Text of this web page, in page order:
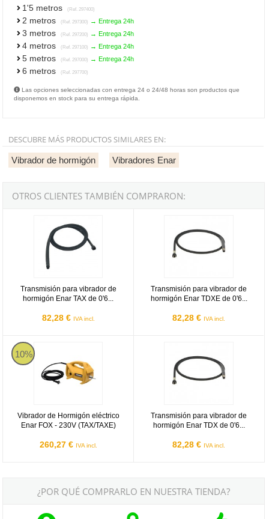
1'5 metros (Ref. 297400)
2 metros (Ref. 297300) → Entrega 24h
3 metros (Ref. 297200) → Entrega 24h
4 metros (Ref. 297100) → Entrega 24h
5 metros (Ref. 297000) → Entrega 24h
6 metros (Ref. 297700)
Las opciones seleccionadas con entrega 24 o 24/48 horas son productos que
disponemos en stock para su entrega rápida.
DESCUBRE MÁS PRODUCTOS SIMILARES EN:
Vibrador de hormigón Vibradores Enar
OTROS CLIENTES TAMBIÉN COMPRARON:
Transmisión para vibrador de
hormigón Enar TAX de 0'6...
82,28 € IVA incl.
Transmisión para vibrador de
hormigón Enar TDXE de 0'6...
82,28 € IVA incl.
10%
Vibrador de Hormigón eléctrico
Enar FOX - 230V (TAX/TAXE)
260,27 € IVA incl.
Vibrador de Hormigón eléctrico Enar FOX - 230V (TAX/TAXE)
Transmisión para vibrador de
hormigón Enar TDX de 0'6...
82,28 € IVA incl.
¿POR QUÉ COMPRARLO EN NUESTRA TIENDA?